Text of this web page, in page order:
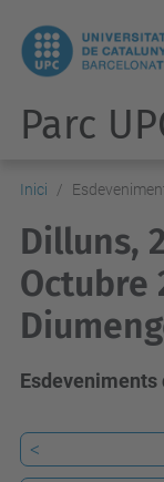
Parc
Inici
Dilluns,
Octubre
Esdeveniments
<